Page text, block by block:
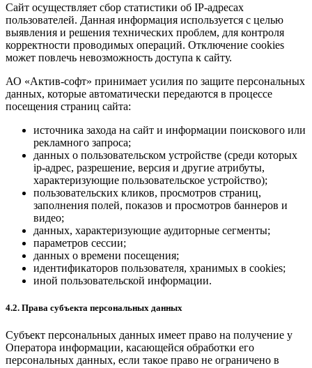
Сайт осуществляет сбор статистики об IP-адресах
пользователей. Данная информация используется с целью
выявления и решения технических проблем, для контроля
корректности проводимых операций. Отключение cookies
может повлечь невозможность доступа к сайту.
АО «Актив-софт» принимает усилия по защите персональных
данных, которые автоматически передаются в процессе
посещения страниц сайта:
источника захода на сайт и информации поискового или
рекламного запроса;
данных о пользовательском устройстве (среди которых
ip-адрес, разрешение, версия и другие атрибуты,
характеризующие пользовательское устройство);
пользовательских кликов, просмотров страниц,
заполнения полей, показов и просмотров баннеров и
видео;
данных, характеризующие аудиторные сегменты;
параметров сессии;
данных о времени посещения;
идентификаторов пользователя, хранимых в cookies;
иной пользовательской информации.
4.2. Права субъекта персональных данных
Субъект персональных данных имеет право на получение у
Оператора информации, касающейся обработки его
персональных данных, если такое право не ограничено в